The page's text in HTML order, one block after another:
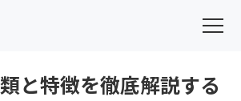
と特徴を徹底解説する